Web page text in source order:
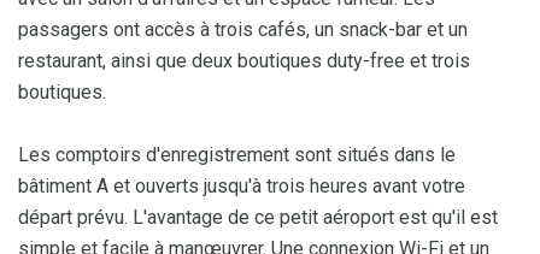
passagers ont accès à trois cafés, un snack-bar et un
restaurant, ainsi que deux boutiques duty-free et trois
boutiques.
Les comptoirs d'enregistrement sont situés dans le
bâtiment A et ouverts jusqu'à trois heures avant votre
départ prévu. L'avantage de ce petit aéroport est qu'il est
simple et facile à manœuvrer. Une connexion Wi-Fi et un